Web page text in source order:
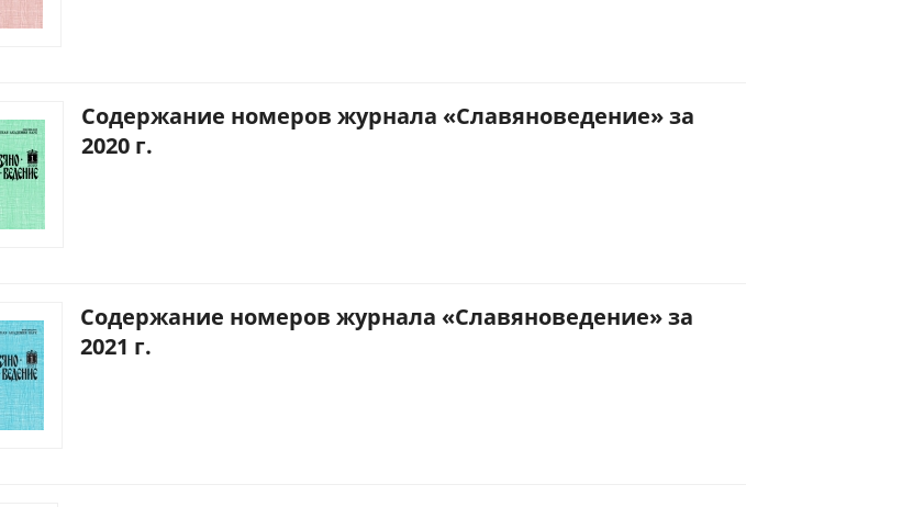
Содержание номеров журнала «Славяноведение» за
2020 г.
Содержание номеров журнала «Славяноведение» за
2021 г.